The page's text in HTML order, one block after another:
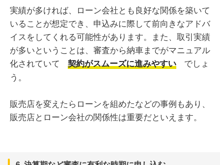
実績が多ければ、ローン会社とも良好な関係を築いて
いることが想定でき、申込みに際して前向きなアドバ
イスをしてくれる可能性があります。また、取引実績
が多いということは、審査から納車までがマニュアル
化されていて
契約がスムーズに進みやすい
でしょ
う。
販売店を変えたらローンを組めたなどの事例もあり、
販売店とローン会社の関係性は重要だといえます。